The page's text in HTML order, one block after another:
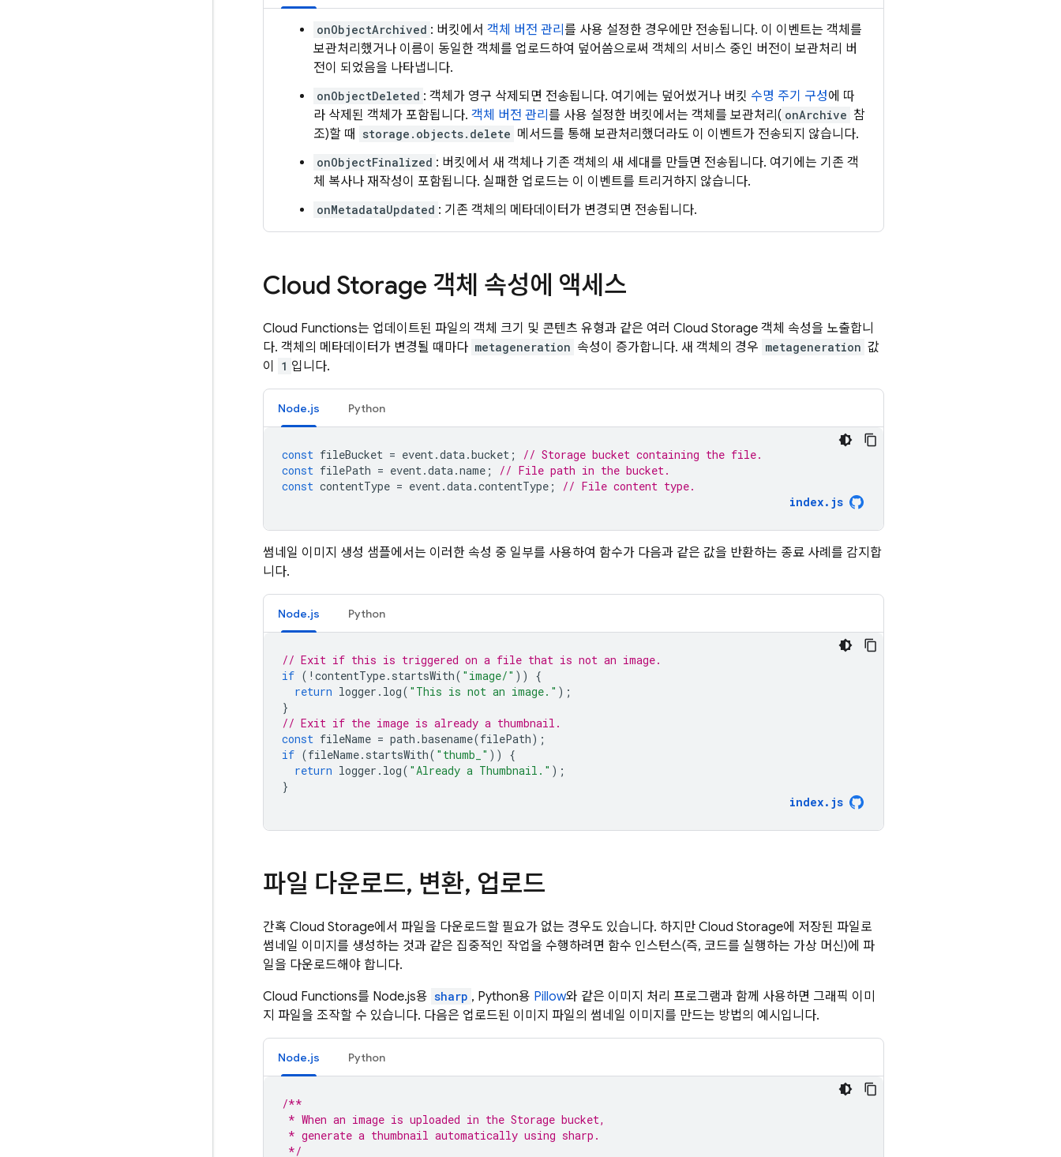
onObjectArchived : 버킷에서 객체 버전 관리 를 사용 설정한 경우에만 전송됩니다. 이 이벤트는 객체를
보관처리했거나 이름이 동일한 객체를 업로드하여 덮어씀으로써 객체의 서비스 중인 버전이 보관처리 버
전이 되었음을 나타냅니다.
onObjectDeleted : 객체가 영구 삭제되면 전송됩니다. 여기에는 덮어썼거나 버킷 수명 주기 구성에 따
라 삭제된 객체가 포함됩니다. 객체 버전 관리 를 사용 설정한 버킷에서는 객체를 보관처리( onArchive 참
조)할 때
storage.objects.delete 메서드를 통해 보관처리했더라도 이 이벤트가 전송되지 않습니다.
onObjectFinalized : 버킷에서 새 객체나 기존 객체의 새 세대를 만들면 전송됩니다. 여기에는 기존 객
체 복사나 재작성이 포함됩니다. 실패한 업로드는 이 이벤트를 트리거하지 않습니다.
onMetadataUpdated : 기존 객체의 메타데이터가 변경되면 전송됩니다.
Cloud Storage 객체 속성에 액세스
Cloud Functions는 업데이트된 파일의 객체 크기 및 콘텐츠 유형과 같은 여러 Cloud Storage 객체 속성을 노출합니
다. 객체의 메타데이터가 변경될 때마다 metageneration 속성이 증가합니다. 새 객체의 경우 metageneration 값
이
1 입니다.
Node.js Python
const fileBucket = event.data.bucket ;
// Storage bucket containing the file.
const filePath = event.data.name ;
// File path in the bucket.
const contentType = event.data.contentType ;
// File content type.
index.js
썸네일 이미지 생성 샘플에서는 이러한 속성 중 일부를 사용하여 함수가 다음과 같은 값을 반환하는 종료 사례를 감지합
니다.
Node.js Python
// Exit if this is triggered on a file that is not an image.
if ( ! contentType. startsWith( "image/" ))
{
return logger . log( "This is not an image." );
}
// Exit if the image is already a thumbnail.
const fileName = path .basename(filePath);
if (fileName. startsWith( "thumb_" ))
{
return logger . log( "Already a Thumbnail." );
}
index. js
파일 다운로드, 변환, 업로드
간혹 Cloud Storage에서 파일을 다운로드할 필요가 없는 경우도 있습니다. 하지만 Cloud Storage에 저장된 파일로
썸네일 이미지를 생성하는 것과 같은 집중적인 작업을 수행하려면 함수 인스턴스(즉, 코드를 실행하는 가상 머신)에 파
일을 다운로드해야 합니다.
Cloud Functions를 Node.js용 sharp , Python용 Pillow와 같은 이미지 처리 프로그램과 함께 사용하면 그래픽 이미
지 파일을 조작할 수 있습니다. 다음은 업로드된 이미지 파일의 썸네일 이미지를 만드는 방법의 예시입니다.
Node.js Python
/**
* When an image is uploaded in the Storage bucket,
* generate a thumbnail automatically using sharp.
*/